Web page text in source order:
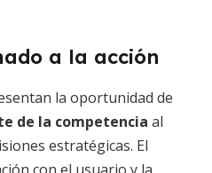
a la acción
la oportunidad de
de la competencia al
estratégicas. El